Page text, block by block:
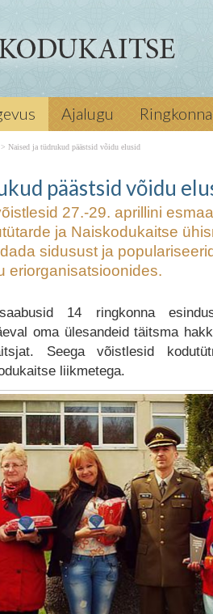
Naised ja
27. -29. aprillini esmaabi
ja
2012 ← Eelmine
võistlevad esmaabi
jalad võidavad -
Naised ja tüdrukud
Ajalugu
> Naised ja tüdrukud päästsid võidu elusid
päästsid võidu
27.-29. aprillini
ja Naiskodukaitse
sidusust ja
eriorganisatsioonides.
saabusid 14 ringkonna
oma ülesandeid täitsma
Seega võistlesid
liikmetega.